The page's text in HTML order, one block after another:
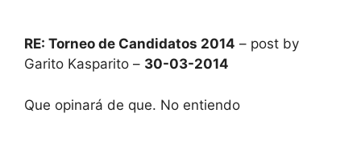
RE: Torneo de Candidatos 2014 – post by
Garito Kasparito – 30-03-2014
Que opinará de que. No entiendo